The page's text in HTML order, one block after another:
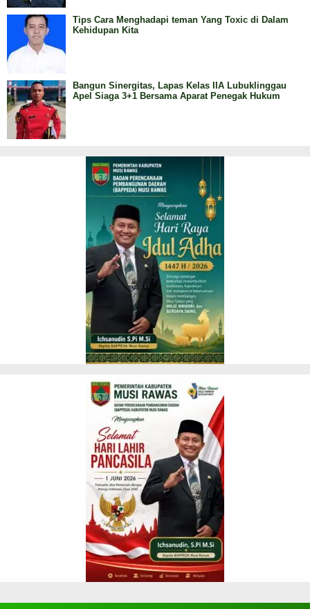
Tips Cara Menghadapi teman Yang Toxic di Dalam
Kehidupan Kita
Bangun Sinergitas, Lapas Kelas IIA Lubuklinggau
Apel Siaga 3+1 Bersama Aparat Penegak Hukum